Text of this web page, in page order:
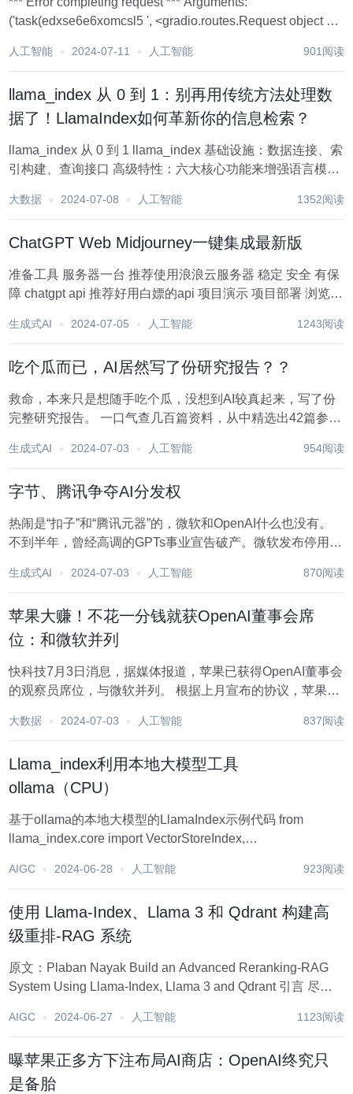
('task(edxse6e6xomcsl5 ', <gradio.routes.Request object at
人工智能 2024-07-11 人工智能 901阅读
llama_index 从 0 到 1：别再用传统方法处理数
据了！LlamaIndex如何革新你的信息检索？
llama_index 从 0 到 1 llama_index 基础设施：数据连接、索
引构建、查询接口 高级特性：六大核心功能来增强语言模型
Nodes (文档与节点 ...
大数据 2024-07-08 人工智能 1352阅读
ChatGPT Web Midjourney一键集成最新版
准备工具 服务器一台 推荐使用浪浪云服务器 稳定 安全 有保
障 chatgpt api 推荐好用白嫖的api 项目演示 项目部署 浏览器
生成式AI 2024-07-05 人工智能 1243阅读
吃个瓜而已，AI居然写了份研究报告？？
救命，本来只是想随手吃个瓜，没想到AI较真起来，写了份
完整研究报告。 一口气查几百篇资料，从中精选出42篇参
身答好，还主动挑选了相关话题做拓展延伸。 既然是老马和
生成式AI 2024-07-03 人工智能 954阅读
字节、腾讯争夺AI分发权
热闹是“扣子”和“腾讯元器”的，微软和OpenAI什么也没有。
不到半年，曾经高调的GPTs事业宣告破产。微软发布停用
OpenAI打入“冷宫”。 而在大洋彼岸，则是另一番景象。
生成式AI 2024-07-03 人工智能 870阅读
苹果大赚！不花一分钱就获OpenAI董事会席
位：和微软并列
快科技7月3日消息，据媒体报道，苹果已获得OpenAI董事会
的观察员席位，与微软并列。 根据上月宣布的协议，苹果应
的观察员。 尽管他不担任正式董事，这一职位仍将使苹果能
大数据 2024-07-03 人工智能 837阅读
Llama_index利用本地大模型工具
ollama（CPU）
基于ollama的本地大模型的LlamaIndex示例代码 from
llama_index.core import VectorStoreIndex,
AIGC 2024-06-28 人工智能 923阅读
使用 Llama-Index、Llama 3 和 Qdrant 构建高
级重排-RAG 系统
原文：Plaban Nayak Build an Advanced Reranking-RAG
System Using Llama-Index, Llama 3 and Qdrant 引言 尽管
AIGC 2024-06-27 人工智能 1123阅读
曝苹果正多方下注布局AI商店：OpenAI终究只
是备胎